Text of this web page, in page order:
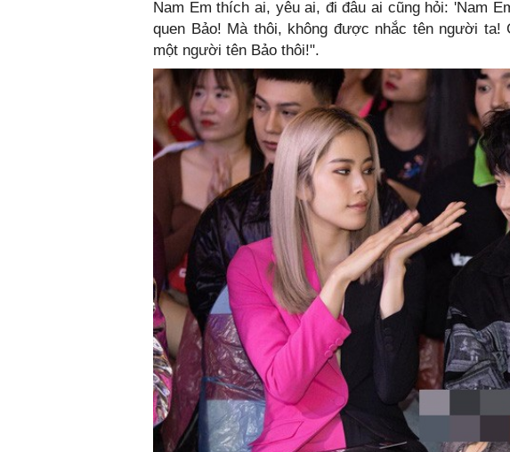
Nam Em thích ai, yêu ai, đi đâu ai cũng hỏi: 'Nam
quen Bảo! Mà thôi, không được nhắc tên người ta!
một người tên Bảo thôi!".